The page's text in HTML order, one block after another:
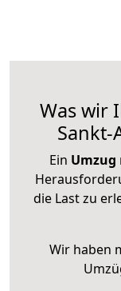
Was wir
Sankt-
Ein Umzug
die Last zu
Wir haben